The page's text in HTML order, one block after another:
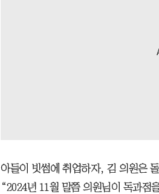
아들이 빗썸에 취업하자, 김 의원은
“2024년 11월 말쯤 의원님이 독과점